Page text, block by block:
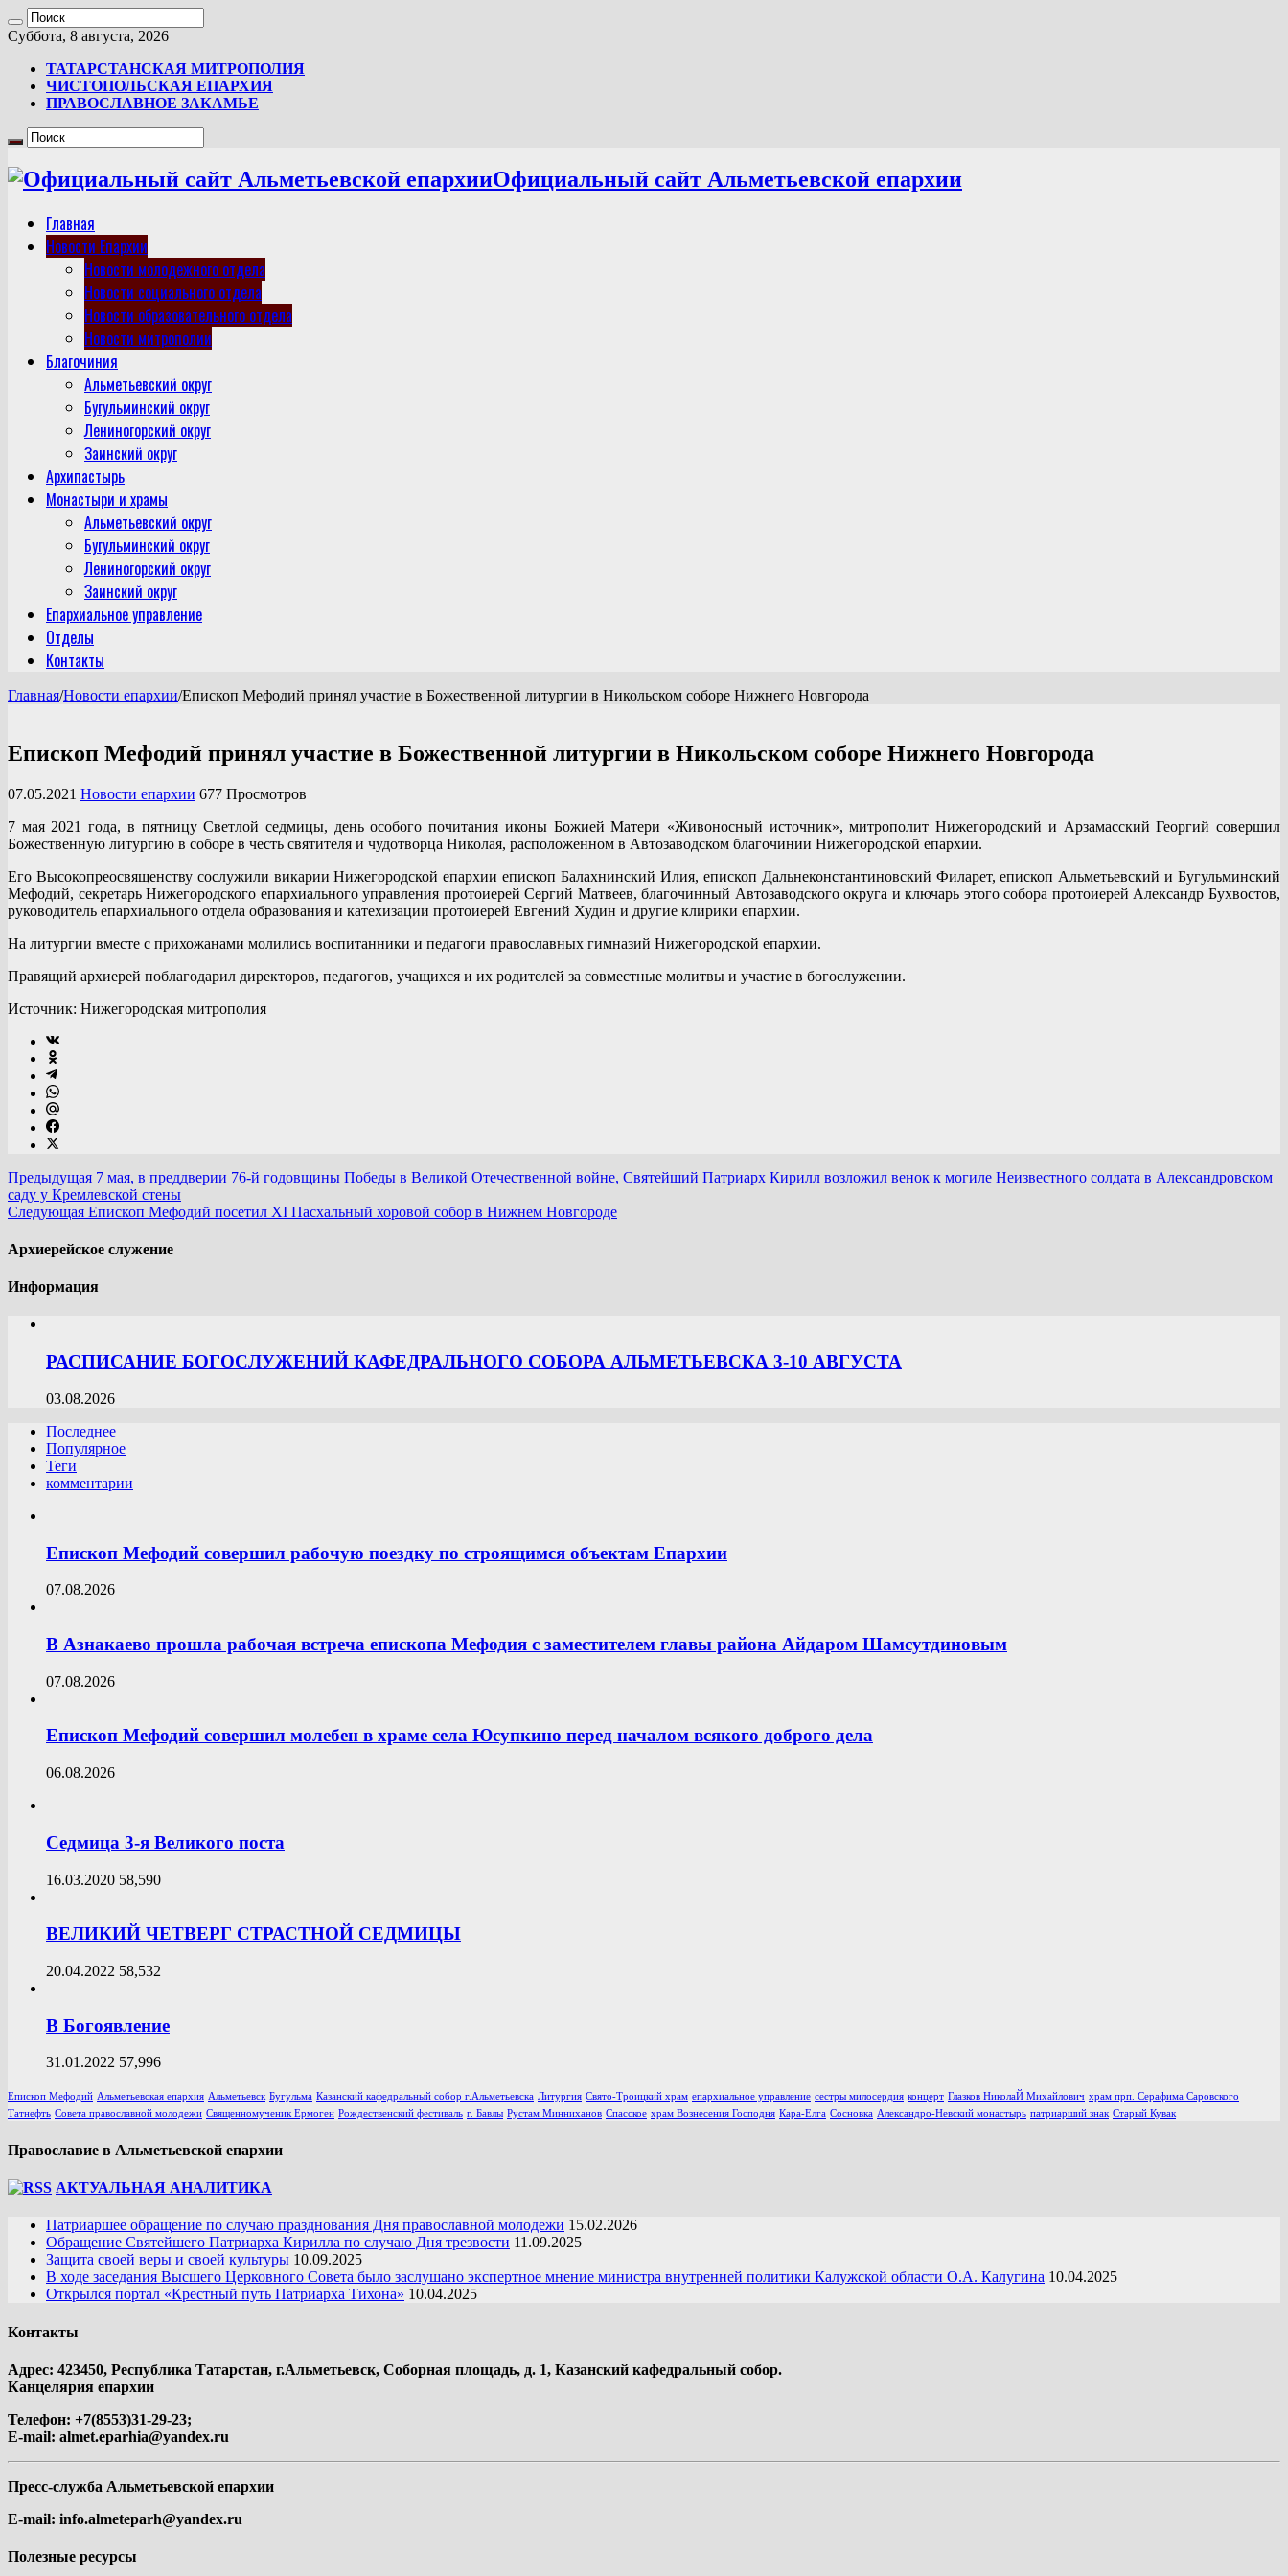
Суббота, 8 августа, 2026
ТАТАРСТАНСКАЯ МИТРОПОЛИЯ
ЧИСТОПОЛЬСКАЯ ЕПАРХИЯ
ПРАВОСЛАВНОЕ ЗАКАМЬЕ
Официальный сайт Альметьевской епархии
Главная
Новости Епархии
Новости молодежного отдела
Новости социального отдела
Новости образовательного отдела
Новости митрополии
Благочиния
Альметьевский округ
Бугульминский округ
Лениногорский округ
Заинский округ
Архипастырь
Монастыри и храмы
Альметьевский округ
Бугульминский округ
Лениногорский округ
Заинский округ
Епархиальное управление
Отделы
Контакты
Главная/Новости епархии/Епископ Мефодий принял участие в Божественной литургии в Никольском соборе Нижнего Новгорода
Епископ Мефодий принял участие в Божественной литургии в Никольском соборе Нижнего Новгорода
07.05.2021 Новости епархии 677 Просмотров
7 мая 2021 года, в пятницу Светлой седмицы, день особого почитания иконы Божией Матери «Живоносный источник», митрополит Нижегородский и Арзамасский Георгий совершил
Божественную литургию в соборе в честь святителя и чудотворца Николая, расположенном в Автозаводском благочинии Нижегородской епархии.
Его Высокопреосвященству сослужили викарии Нижегородской епархии епископ Балахнинский Илия, епископ Дальнеконстантиновский Филарет, епископ Альметьевский и Бугульминский
Мефодий, секретарь Нижегородского епархиального управления протоиерей Сергий Матвеев, благочинный Автозаводского округа и ключарь этого собора протоиерей Александр Бухвостов,
руководитель епархиального отдела образования и катехизации протоиерей Евгений Худин и другие клирики епархии.
На литургии вместе с прихожанами молились воспитанники и педагоги православных гимназий Нижегородской епархии.
Правящий архиерей поблагодарил директоров, педагогов, учащихся и их родителей за совместные молитвы и участие в богослужении.
Источник: Нижегородская митрополия
Предыдущая 7 мая, в преддверии 76-й годовщины Победы в Великой Отечественной войне, Святейший Патриарх Кирилл возложил венок к могиле Неизвестного солдата в Александровском
саду у Кремлевской стены
Следующая Епископ Мефодий посетил XI Пасхальный хоровой собор в Нижнем Новгороде
Архиерейское служение
Информация
РАСПИСАНИЕ БОГОСЛУЖЕНИЙ КАФЕДРАЛЬНОГО СОБОРА АЛЬМЕТЬЕВСКА 3-10 АВГУСТА
03.08.2026
Последнее
Популярное
Теги
комментарии
Епископ Мефодий совершил рабочую поездку по строящимся объектам Епархии
07.08.2026
В Азнакаево прошла рабочая встреча епископа Мефодия с заместителем главы района Айдаром Шамсутдиновым
07.08.2026
Епископ Мефодий совершил молебен в храме села Юсупкино перед началом всякого доброго дела
06.08.2026
Седмица 3-я Великого поста
16.03.2020 58,590
ВЕЛИКИЙ ЧЕТВЕРГ СТРАСТНОЙ СЕДМИЦЫ
20.04.2022 58,532
В Богоявление
31.01.2022 57,996
Епископ Мефодий Альметьевская епархия Альметьевск Бугульма Казанский кафедральный собор г.Альметьевска Литургия Свято-Троицкий храм епархиальное управление сестры милосердия концерт Глазков НиколаЙ Михайлович храм прп. Серафима Саровского
Татнефть Совета православной молодежи Священномученик Ермоген Рождественский фестиваль г. Бавлы Рустам Минниханов Спасское храм Вознесения Господня Кара-Елга Сосновка Александро-Невский монастырь патриарший знак Старый Кувак
Православие в Альметьевской епархии
АКТУАЛЬНАЯ АНАЛИТИКА
Патриаршее обращение по случаю празднования Дня православной молодежи 15.02.2026
Обращение Святейшего Патриарха Кирилла по случаю Дня трезвости 11.09.2025
Защита своей веры и своей культуры 10.09.2025
В ходе заседания Высшего Церковного Совета было заслушано экспертное мнение министра внутренней политики Калужской области О.А. Калугина 10.04.2025
Открылся портал «Крестный путь Патриарха Тихона» 10.04.2025
Контакты
Адрес: 423450, Республика Татарстан, г.Альметьевск, Соборная площадь, д. 1, Казанский кафедральный собор.
Канцелярия епархии
Телефон: +7(8553)31-29-23;
E-mail: almet.eparhia@yandex.ru
Пресс-служба Альметьевской епархии
E-mail: info.almeteparh@yandex.ru
Полезные ресурсы